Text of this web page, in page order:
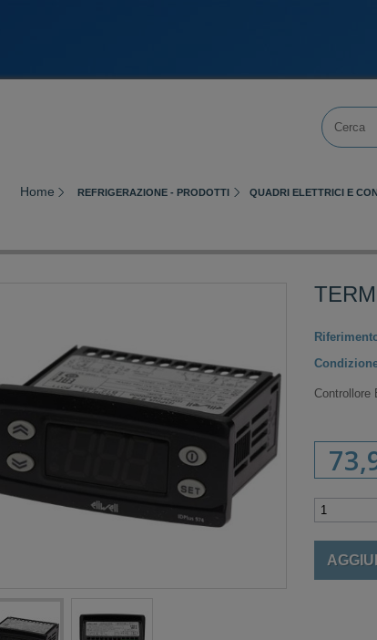
Home REFRIGERAZIONE - PRODOTTI QUADRI ELETTRICI E
Controllore